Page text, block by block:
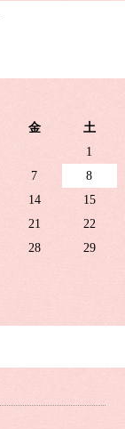
金 土
1
7
8
14
15
21
22
28
29